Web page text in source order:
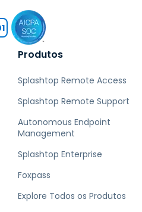
Produtos
Splashtop Remote Access
Splashtop Remote Support
Autonomous Endpoint
Management
Splashtop Enterprise
Foxpass
Explore Todos os Produtos